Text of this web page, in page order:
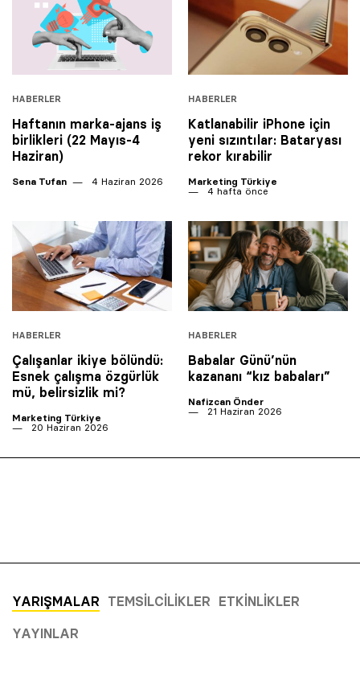
HABERLER
Haftanın marka-ajans iş
birlikleri (22 Mayıs-4
Haziran)
Sena Tufan 4 Haziran 2026
HABERLER
Katlanabilir iPhone için
yeni sızıntılar: Bataryası
rekor kırabilir
Marketing Türkiye
4 hafta önce
HABERLER
Çalışanlar ikiye bölündü:
Esnek çalışma özgürlük
mü, belirsizlik mi?
Marketing Türkiye
20 Haziran 2026
HABERLER
Babalar Günü’nün
kazananı “kız babaları”
Nafizcan Önder
21 Haziran 2026
YARIŞMALAR TEMSILCILIKLER ETKINLIKLER
YAYINLAR